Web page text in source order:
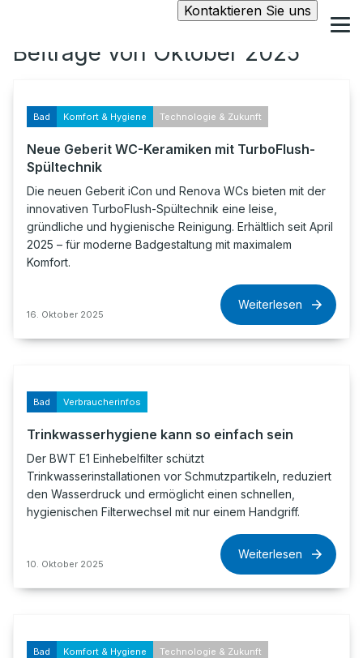
Kontaktieren Sie uns
Beiträge von Oktober 2025
Bad Komfort & Hygiene Technologie & Zukunft
Neue Geberit WC-Keramiken mit TurboFlush-
Spültechnik
Die neuen Geberit iCon und Renova WCs bieten mit der
innovativen TurboFlush-Spültechnik eine leise,
gründliche und hygienische Reinigung. Erhältlich seit April
2025 – für moderne Badgestaltung mit maximalem
Komfort.
16. Oktober 2025
Weiterlesen
Bad Verbraucherinfos
Trinkwasserhygiene kann so einfach sein
Der BWT E1 Einhebelfilter schützt
Trinkwasserinstallationen vor Schmutzpartikeln, reduziert
den Wasserdruck und ermöglicht einen schnellen,
hygienischen Filterwechsel mit nur einem Handgriff.
10. Oktober 2025
Weiterlesen
Bad Komfort & Hygiene Technologie & Zukunft